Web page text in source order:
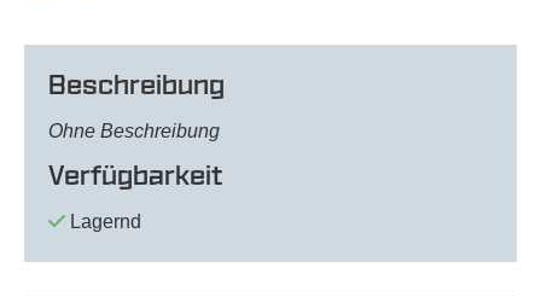
Beschreibung
Ohne Beschreibung
Verfügbarkeit
Lagernd